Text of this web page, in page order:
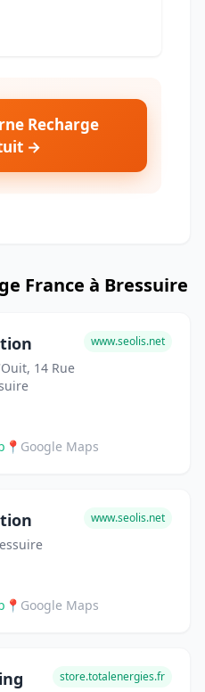
Recharge
→
France à Bressuire
14 Rue
www.seolis.net
📍 Google Maps
www.seolis.net
📍 Google Maps
store.totalenergies.fr